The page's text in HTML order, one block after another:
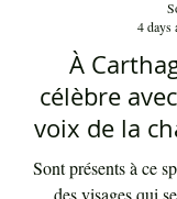
À
célèbre
4 days